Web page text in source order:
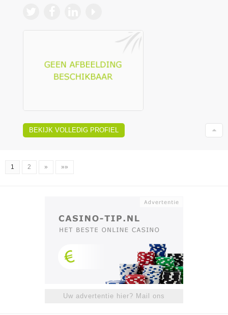
BEKIJK VOLLEDIG PROFIEL
1 2 » »»
Uw advertentie hier? Mail ons